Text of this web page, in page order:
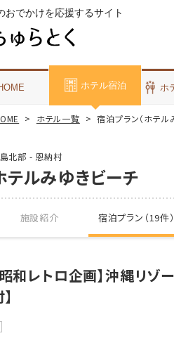
おでかけを応援するサイト
ホテル宿泊 ホ
ホテル一覧 宿泊プラン（ホテル
北部 - 恩納村
テルみゆきビーチ
施設紹介 宿泊プラン（19件）
昭和レトロ企画】沖縄リゾ